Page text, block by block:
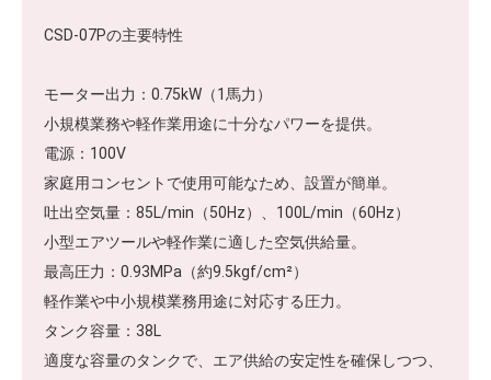
CSD-07Pの主要特性
モーター出力：0.75kW（1馬力）
小規模業務や軽作業用途に十分なパワーを提供。
電源：100V
家庭用コンセントで使用可能なため、設置が簡単。
吐出空気量：85L/min（50Hz）、100L/min（60Hz）
小型エアツールや軽作業に適した空気供給量。
最高圧力：0.93MPa（約9.5kgf/cm²）
軽作業や中小規模業務用途に対応する圧力。
タンク容量：38L
適度な容量のタンクで、エア供給の安定性を確保しつつ、